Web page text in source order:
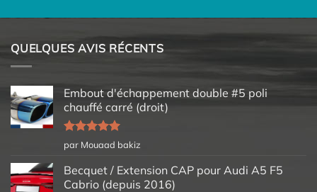
QUELQUES AVIS RÉCENTS
Embout d'échappement double #5 poli
chauffé carré (droit)
Note5sur
5
par Mouaad bakiz
Becquet / Extension CAP pour Audi A5 F5
Cabrio (depuis 2016)